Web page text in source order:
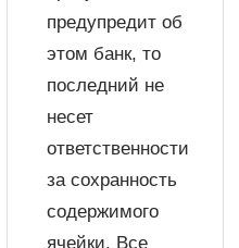
предупредит об
этом банк, то
последний не
несет
ответственности
за сохранность
содержимого
ячейки. Все